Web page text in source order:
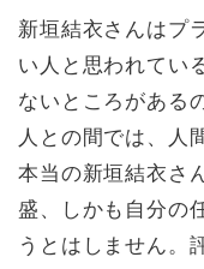
新垣結衣さんはプ
い人と思われてい
ないところがある
人との間では、人
本当の新垣結衣さ
盛、しかも自分の
うとはしません。